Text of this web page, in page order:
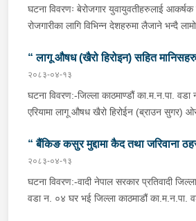
घटना विवरणः बेरोजगार युवायुवतीहरुलाई आकर्षक
रोजगारीका लागि विभिन्न देशहरुमा लैजाने भन्दै
अनुसन्धान हुँदा विदेश पठाउने भनि ठगी गर्ने निम्न
उपत्यकाका विभिन्न स्थानहरुबाट पक्राउ गरी
कारवाहीको लागि वैदेशिक रोजगार विभाग
पक्राउ व्यक्तिहरुको विवरणः-१. नाम थर :-
गा.पा. वडा नं.०६ । हाल :- जिल्ला
नं.१० । देश :- सिंगापुर
रु.७,००,०००।– (सात लाख)पक्राउ मिति :-
पक्राउ स्थान :- जिल्ला काठमाडौं का.म.न.पा. वडा नं.१० ।
“ लागू औषध (खैरो हिरोइन) सहित
२०८३-०४-१३
घटना विवरण:-जिल्ला काठमाण्डौं का.म.न.पा.
एरियामा लागू औषध खैरो हिरोईन (ब्राउन सुगर)
टोलीले मिति २०८३/०४/१२ गते अं १९;०० बजेको
का.म.न.पा.वडा नं.१२ टेकु मयलवारीमा बा ४६ प
बसेका निम्न मानिसहरूलाई पक्राउ गरी निम्न
हेरोइन जस्तो वस्तु लगायतका दसीहरू बरामद
“ बैंकिङ कसुर मुद्दामा कैद तथा जरिवाना
पक्राउ”
२०८३-०४-१३
घटना विवरण:-वादी नेपाल सरकार प्रतिवादी
वडा न. ०४ घर भई जिल्ला काठमाडौं का.म.न.पा.